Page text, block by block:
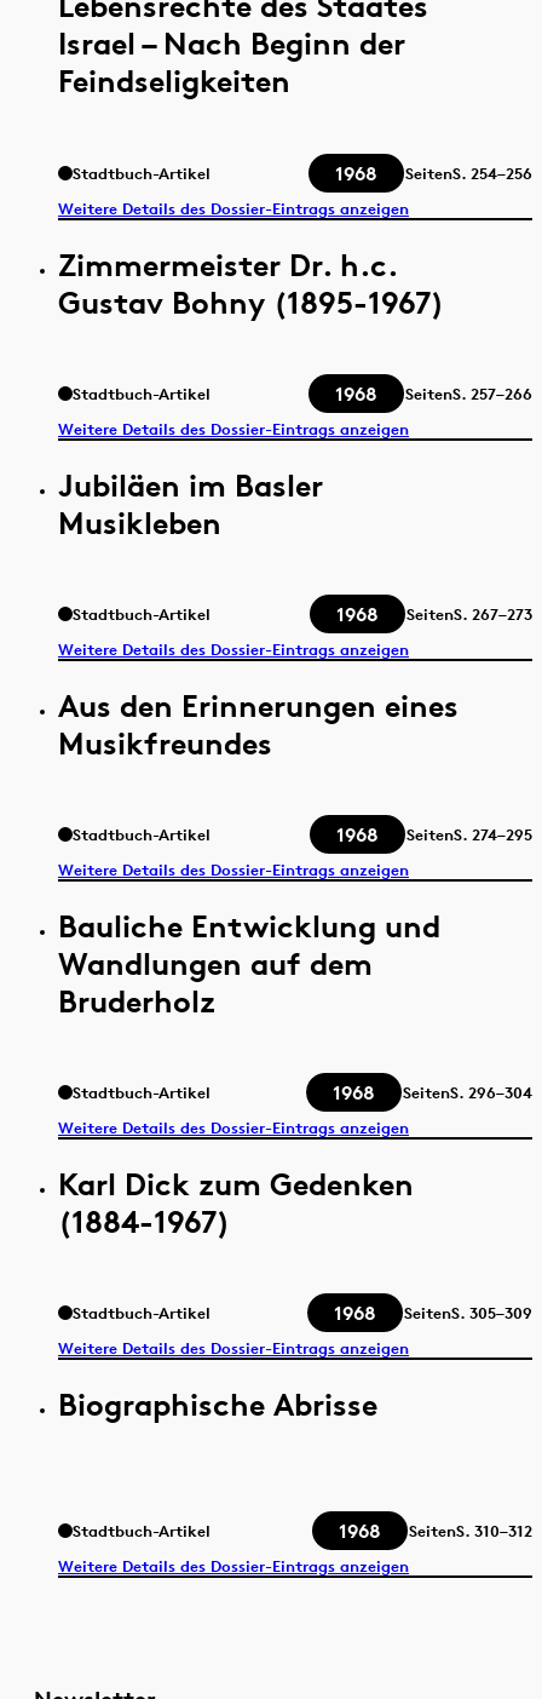
Israel – Nach Beginn der
Feindseligkeiten
Stadtbuch-Artikel 1968 SeitenS. 254–256
Weitere Details des Dossier-Eintrags anzeigen
Zimmermeister Dr. h.c.
Gustav Bohny (1895-1967)
Stadtbuch-Artikel 1968 SeitenS. 257–266
Weitere Details des Dossier-Eintrags anzeigen
Jubiläen im Basler
Musikleben
Stadtbuch-Artikel 1968 SeitenS. 267–273
Weitere Details des Dossier-Eintrags anzeigen
Aus den Erinnerungen eines
Musikfreundes
Stadtbuch-Artikel 1968 SeitenS. 274–295
Weitere Details des Dossier-Eintrags anzeigen
Bauliche Entwicklung und
Wandlungen auf dem
Bruderholz
Stadtbuch-Artikel 1968 SeitenS. 296–304
Weitere Details des Dossier-Eintrags anzeigen
Karl Dick zum Gedenken
(1884-1967)
Stadtbuch-Artikel 1968 SeitenS. 305–309
Weitere Details des Dossier-Eintrags anzeigen
Biographische Abrisse
Stadtbuch-Artikel 1968 SeitenS. 310–312
Weitere Details des Dossier-Eintrags anzeigen